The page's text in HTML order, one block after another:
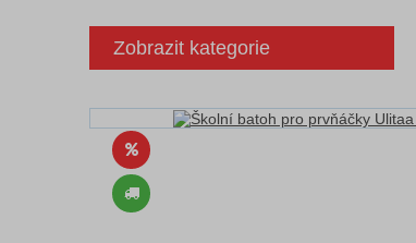
Zobrazit kategorie